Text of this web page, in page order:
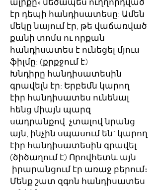
էր դեպի հանդիսատեսը: Ամեն
մեկը նայում էր, թե վաճառված
քանի տոմս ու որքան
հանդիսատես է ունեցել մյուս
ֆիլմը: (քրքջում է)
Խնդիրը հանդիսատեսին
գրավելն էր: Երբեմն կարող
էիր հանդիսատես ունենալ
հենց միայն պարզ
սադրանքով. չտալով նրանց
այն, ինչին սպասում են` կարող
էիր հանդիսատեսին գրավել:
(ծիծաղում է) Որովհետև այն
իրարանցում էր առաջ բերում։
Մենք շատ զգոն հանդիսատես